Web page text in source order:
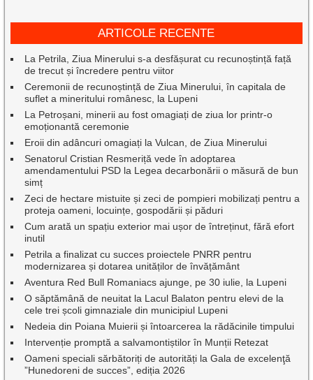
ARTICOLE RECENTE
La Petrila, Ziua Minerului s-a desfășurat cu recunoștință față
de trecut și încredere pentru viitor
Ceremonii de recunoștință de Ziua Minerului, în capitala de
suflet a mineritului românesc, la Lupeni
La Petroșani, minerii au fost omagiați de ziua lor printr-o
emoționantă ceremonie
Eroii din adâncuri omagiați la Vulcan, de Ziua Minerului
Senatorul Cristian Resmeriță vede în adoptarea
amendamentului PSD la Legea decarbonării o măsură de bun
simț
Zeci de hectare mistuite și zeci de pompieri mobilizați pentru a
proteja oameni, locuințe, gospodării și păduri
Cum arată un spațiu exterior mai ușor de întreținut, fără efort
inutil
Petrila a finalizat cu succes proiectele PNRR pentru
modernizarea și dotarea unităților de învățământ
Aventura Red Bull Romaniacs ajunge, pe 30 iulie, la Lupeni
O săptămână de neuitat la Lacul Balaton pentru elevi de la
cele trei școli gimnaziale din municipiul Lupeni
Nedeia din Poiana Muierii și întoarcerea la rădăcinile timpului
Intervenție promptă a salvamontiștilor în Munții Retezat
Oameni speciali sărbătoriți de autorități la Gala de excelenţă
”Hunedoreni de succes”, ediția 2026